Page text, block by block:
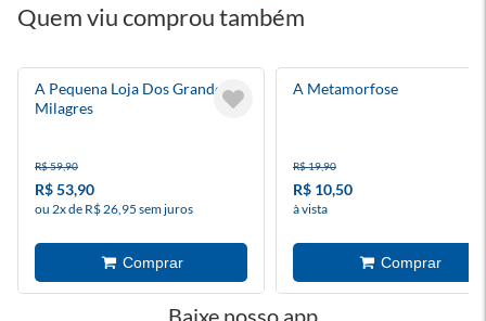
Quem viu comprou também
A Pequena Loja Dos Grandes
Milagres
R$ 59,90
R$ 53,90
ou 2x de R$ 26,95 sem juros
A Metamorfose
R$ 19,90
R$ 10,50
à vista
Baixe nosso app